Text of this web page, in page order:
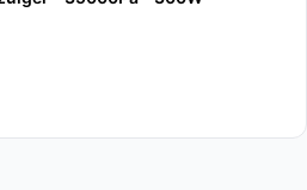
2 liter reservoir regelmatig om
de stofzuiger binnen de
het apparaat droog en buiten